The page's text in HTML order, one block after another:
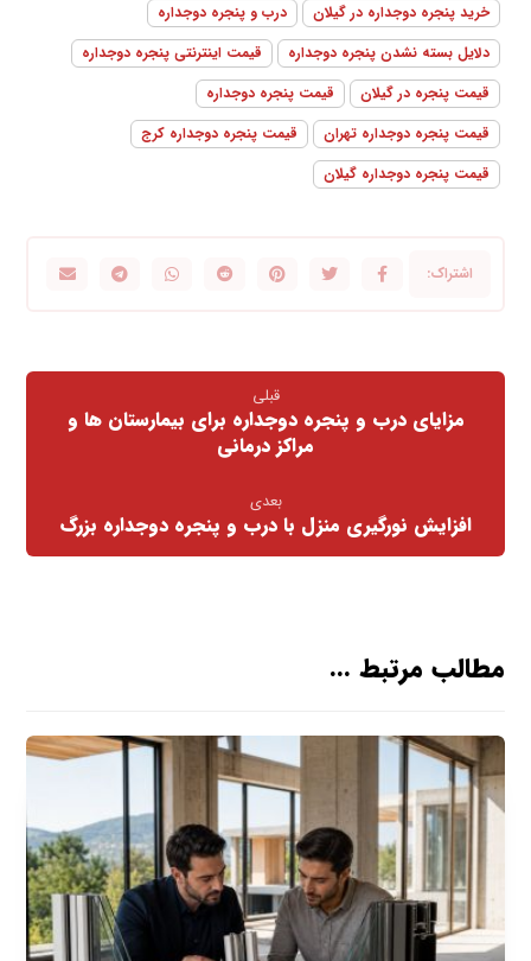
خرید پنجره دوجداره در گیلان
درب و پنجره دوجداره
دلایل بسته نشدن پنجره دوجداره
قیمت اینترنتی پنجره دوجداره
قیمت پنجره در گیلان
قیمت پنجره دوجداره
قیمت پنجره دوجداره تهران
قیمت پنجره دوجداره کرج
قیمت پنجره دوجداره گیلان
قبلی
مزایای درب و پنجره دوجداره برای بیمارستان‌ ها و
مراکز درمانی
بعدی
افزایش نورگیری منزل با درب و پنجره دوجداره بزرگ
مطالب مرتبط ...